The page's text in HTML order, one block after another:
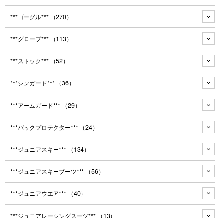
***ゴーグル*** （270）
***グローブ*** （113）
***ストック*** （52）
***シンガード*** （36）
***アームガード*** （29）
***バックプロテクター*** （24）
***ジュニアスキー*** （134）
***ジュニアスキーブーツ*** （56）
***ジュニアウエア*** （40）
***ジュニアレーシングスーツ*** （13）